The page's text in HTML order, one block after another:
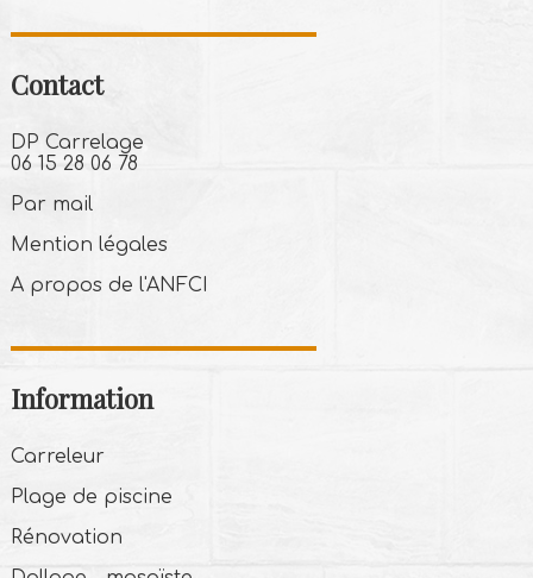
Contact
DP Carrelage
06 15 28 06 78
Par mail
Mention légales
A propos de l'ANFCI
Information
Carreleur
Plage de piscine
Rénovation